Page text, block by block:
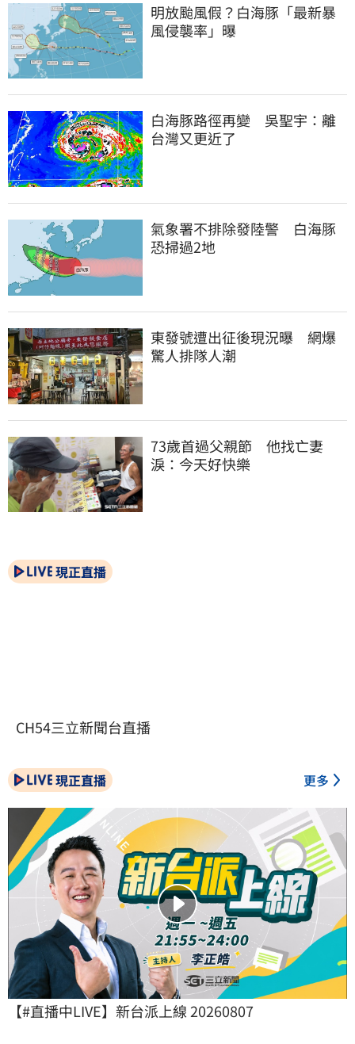
明放颱風假？白海豚「最新暴
風侵襲率」曝
白海豚路徑再變　吳聖宇：離
台灣又更近了
氣象署不排除發陸警　白海豚
恐掃過2地
東發號遭出征後現況曝　網爆
驚人排隊人潮
73歲首過父親節　他找亡妻
淚：今天好快樂
現正直播
CH54三立新聞台直播
現正直播 更多
【#直播中LIVE】新台派上線 20260807